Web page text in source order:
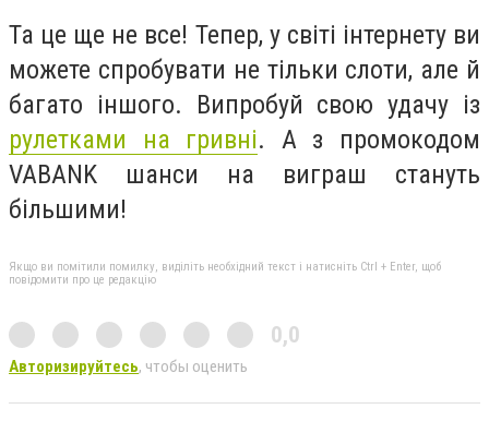
Та це ще не все! Тепер, у світі інтернету ви
можете спробувати не тільки слоти, але й
багато іншого. Випробуй свою удачу із
рулетками на гривні. А з промокодом
VABANK шанси на виграш стануть
більшими!
Якщо ви помітили помилку, виділіть необхідний текст і натисніть Ctrl + Enter, щоб
повідомити про це редакцію
0,0
Авторизируйтесь, чтобы оценить